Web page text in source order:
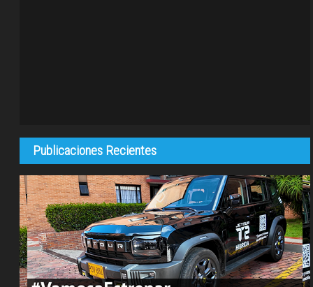
Publicaciones Recientes